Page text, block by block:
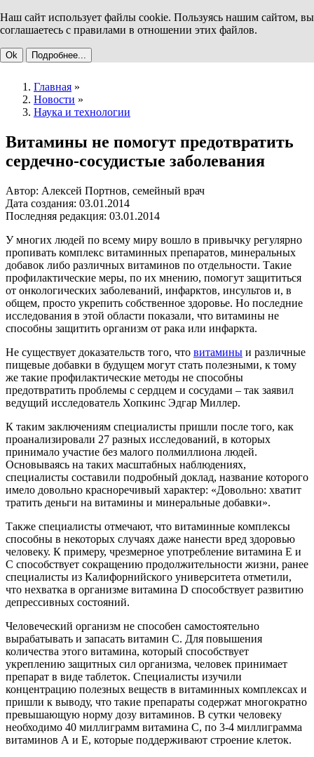
Наш сайт использует файлы cookie. Пользуясь нашим сайтом, вы
соглашаетесь с правилами в отношении этих файлов.
Ok Подробнее...
Главная »
Новости »
Наука и технологии
Витамины не помогут предотвратить
сердечно-сосудистые заболевания
Автор: Алексей Портнов, семейный врач
Дата создания: 03.01.2014
Последняя редакция: 03.01.2014
У многих людей по всему миру вошло в привычку регулярно
пропивать комплекс витаминных препаратов, минеральных
добавок либо различных витаминов по отдельности. Такие
профилактические меры, по их мнению, помогут защититься
от онкологических заболеваний, инфарктов, инсультов и, в
общем, просто укрепить собственное здоровье. Но последние
исследования в этой области показали, что витамины не
способны защитить организм от рака или инфаркта.
Не существует доказательств того, что витамины и различные
пищевые добавки в будущем могут стать полезными, к тому
же такие профилактические методы не способны
предотвратить проблемы с сердцем и сосудами – так заявил
ведущий исследователь Хопкинс Эдгар Миллер.
К таким заключениям специалисты пришли после того, как
проанализировали 27 разных исследований, в которых
принимало участие без малого полмиллиона людей.
Основываясь на таких масштабных наблюдениях,
специалисты составили подробный доклад, название которого
имело довольно красноречивый характер: «Довольно: хватит
тратить деньги на витамины и минеральные добавки».
Также специалисты отмечают, что витаминные комплексы
способны в некоторых случаях даже нанести вред здоровью
человеку. К примеру, чрезмерное употребление витамина Е и
С способствует сокращению продолжительности жизни, ранее
специалисты из Калифорнийского университета отметили,
что нехватка в организме витамина D способствует развитию
депрессивных состояний.
Человеческий организм не способен самостоятельно
вырабатывать и запасать витамин С. Для повышения
количества этого витамина, который способствует
укреплению защитных сил организма, человек принимает
препарат в виде таблеток. Специалисты изучили
концентрацию полезных веществ в витаминных комплексах и
пришли к выводу, что такие препараты содержат многократно
превышающую норму дозу витаминов. В сутки человеку
необходимо 40 миллиграмм витамина С, по 3-4 миллиграмма
витаминов А и Е, которые поддерживают строение клеток.